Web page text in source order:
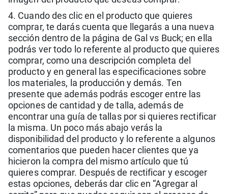
4. Cuando des clic en el producto que quieres
comprar, te darás cuenta que llegarás a una nueva
sección dentro de la página de Gal vs Buck; en ella
podrás ver todo lo referente al producto que quieres
comprar, como una descripción completa del
producto y en general las especificaciones sobre
los materiales, la producción y demás. Ten
presente que además podrás escoger entre las
opciones de cantidad y de talla, además de
encontrar una guía de tallas por si quieres rectificar
la misma. Un poco más abajo verás la
disponibilidad del producto y lo referente a algunos
comentarios que pueden hacer clientes que ya
hicieron la compra del mismo artículo que tú
quieres comprar. Después de rectificar y escoger
estas opciones, deberás dar clic en “Agregar al